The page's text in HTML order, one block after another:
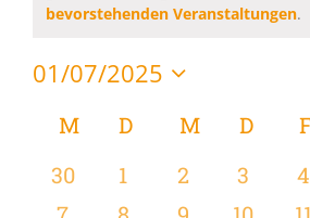
bevorstehenden Veranstaltungen.
01/07/2025
wählen.
Kalender
von
Veranstaltungen
MMONTAG
D DIENSTAG
M D
0
Veranstaltungen
30
0
Veranstaltungen
1
0
2
0
3
0
4